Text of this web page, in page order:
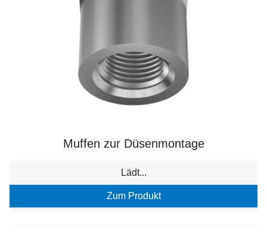
Muffen zur Düsenmontage
Lädt...
Zum Produkt